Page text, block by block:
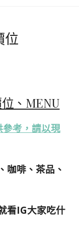
位
、MENU
考，請以現
咖啡、茶品、
看IG大家吃什